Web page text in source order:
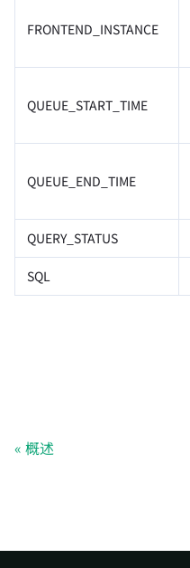
FRONTEND_INSTANCE
QUEUE_START_TIME
QUEUE_END_TIME
QUERY_STATUS
SQL
概述